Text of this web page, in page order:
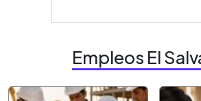
Empleos El